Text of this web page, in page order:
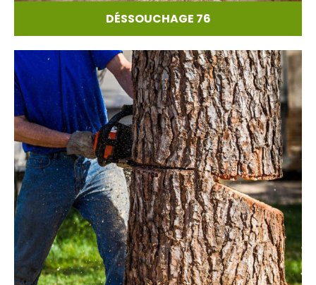
DÉSSOUCHAGE 76